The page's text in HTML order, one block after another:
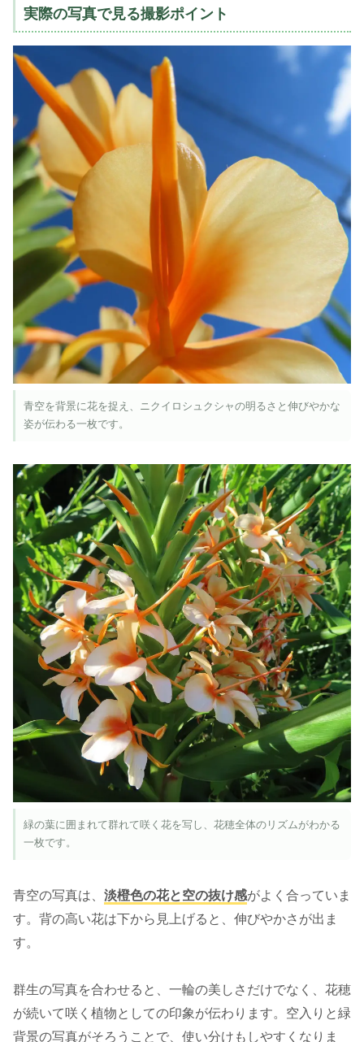
実際の写真で見る撮影ポイント
青空を背景に花を捉え、ニクイロシュクシャの明るさと伸びやかな
姿が伝わる一枚です。
緑の葉に囲まれて群れて咲く花を写し、花穂全体のリズムがわかる
一枚です。
青空の写真は、 淡橙色の花と空の抜け感がよく合っていま
す。背の高い花は下から見上げると、伸びやかさが出ま
す。
群生の写真を合わせると、一輪の美しさだけでなく、花穂
が続いて咲く植物としての印象が伝わります。空入りと緑
背景の写真がそろうことで、使い分けもしやすくなりま